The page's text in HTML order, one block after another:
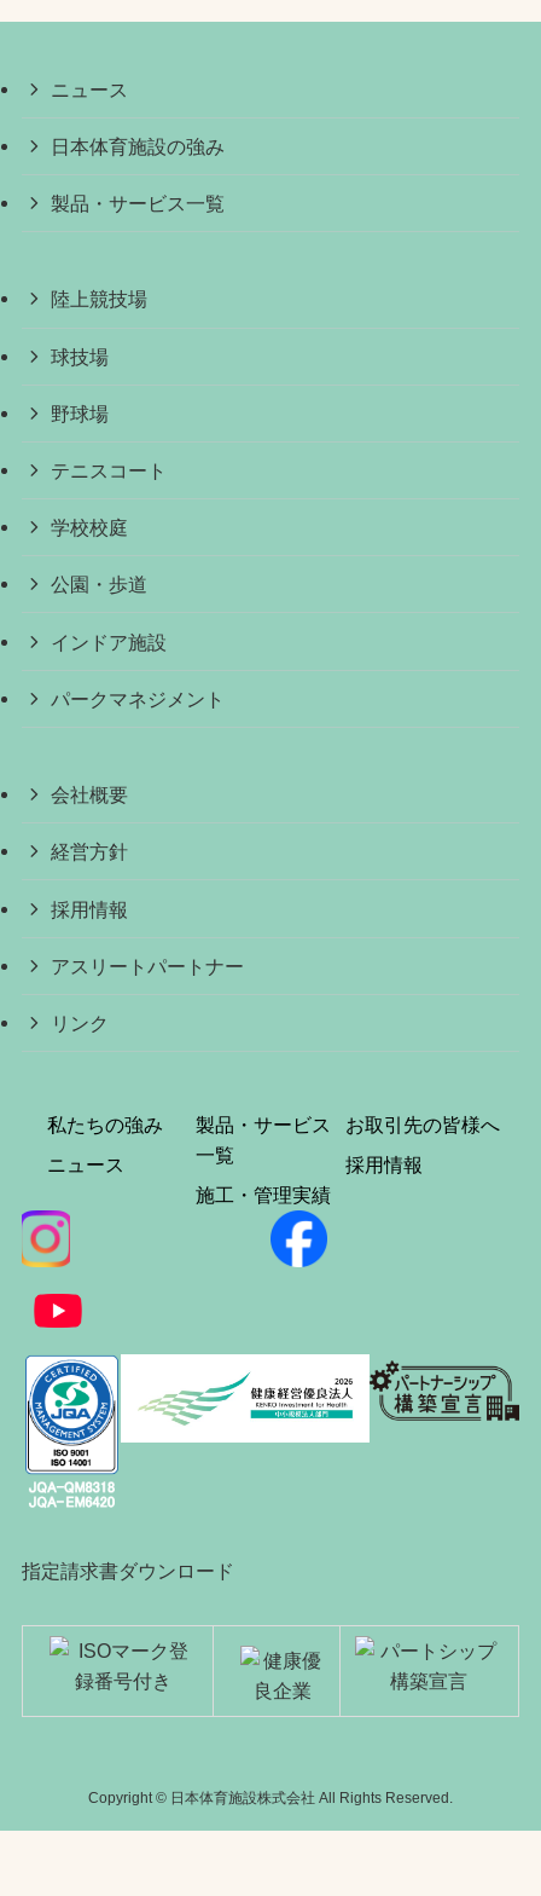
ニュース
日本体育施設の強み
製品・サービス一覧
陸上競技場
球技場
野球場
テニスコート
学校校庭
公園・歩道
インドア施設
パークマネジメント
会社概要
経営方針
採用情報
アスリートパートナー
リンク
私たちの強み
ニュース
製品・サービス
一覧
施工・管理実績
お取引先の皆様へ
採用情報
指定請求書ダウンロード
Copyright © 日本体育施設株式会社 All Rights Reserved.